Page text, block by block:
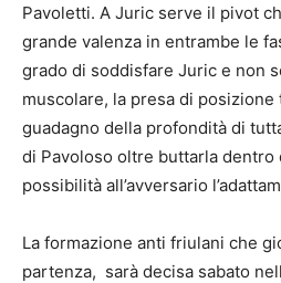
Pavoletti. A Juric serve il pivot
grande valenza in entrambe le
grado di soddisfare Juric e non
muscolare, la presa di
guadagno della profondità di
di Pavoloso oltre buttarla dentro
possibilità all’avversario
La formazione anti friulani che
partenza, sarà decisa sabato